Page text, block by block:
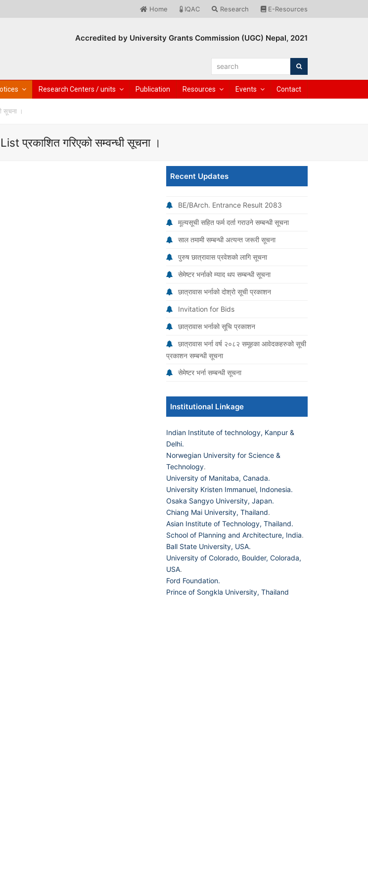
Home IQAC Research E-Resources
Accredited by University Grants Commission (UGC) Nepal, 2021
search
Research Centers / units Publication Resources Events Contact
सूचना ।
प्रकाशित गरिएको सम्वन्धी सूचना ।
Recent Updates
BE/BArch. Entrance Result 2083
मूल्यसूची सहित फर्म दर्ता गराउने सम्बन्धी सूचना
साल तमामी सम्बन्धी अत्यन्त जरूरी सूचना
पुरुष छात्रावास प्रवेशको लागि सूचना
सेमेष्टर भर्नाको म्याद थप सम्बन्धी सूचना
छात्रावास भर्नाको दोश्रो सूची प्रकाशन
Invitation for Bids
छात्रावास भर्नाको सूचि प्रकाशन
छात्रावास भर्ना वर्ष २०८२ समूहका आवेदकहरुको सूची
प्रकाशन सम्बन्धी सूचना
सेमेष्टर भर्ना सम्बन्धी सूचना
Institutional Linkage
Indian Institute of technology, Kanpur &
Delhi.
Norwegian University for Science &
Technology.
University of Manitaba, Canada.
University Kristen Immanuel, Indonesia.
Osaka Sangyo University, Japan.
Chiang Mai University, Thailand.
Asian Institute of Technology, Thailand.
School of Planning and Architecture, India.
Ball State University, USA.
University of Colorado, Boulder, Colorada,
USA.
Ford Foundation.
Prince of Songkla University, Thailand